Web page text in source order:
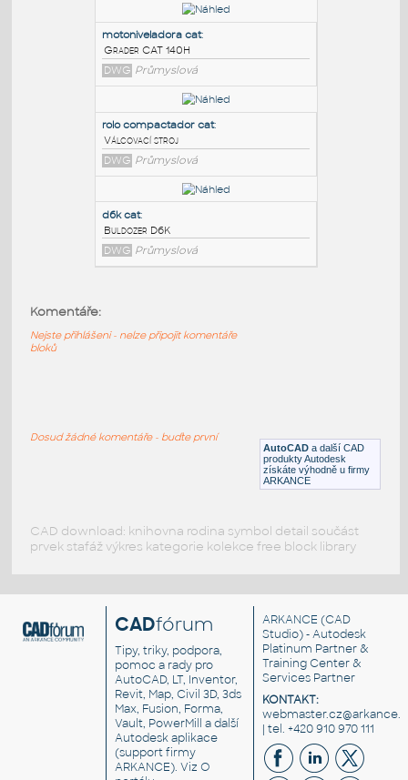
PODOBNÉ BLOKY:
it38h cat:
Nakladač CAT
DWG Průmyslová
motoniveladora cat
Grader CAT 140H
DWG Průmyslová
DWG Průmyslová
DWG
Průmyslová AutoCAD a další CAD
produkty Autodesk
získáte výhodně u firmy
ARKANCE
Komentáře:
Nejste přihlášeni - nelze připojit komentáře
bloků
Dosud žádné komentáře - buďte první
CAD download: knihovna rodina symbol detail součást
prvek stafáž výkres kategorie kolekce free block library
CADfórum
Tipy, triky, podpora,
pomoc a rady pro
AutoCAD, LT, Inventor,
Revit, Map, Civil 3D, 3ds
Max, Fusion, Forma,
Vault, PowerMill a další
Autodesk aplikace
(support firmy
ARKANCE). VizO
ARKANCE (CAD
Studio) - Autodesk
Platinum Partner &
Training Center &
Services Partner
KONTAKT:
| tel. +420 910 970 111